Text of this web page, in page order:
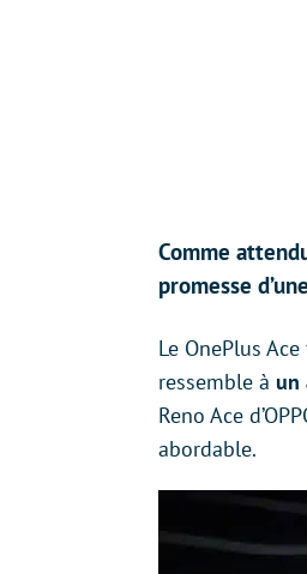
Comme
promesse
Le OnePlus
ressemble à un
Reno Ace
abordable.